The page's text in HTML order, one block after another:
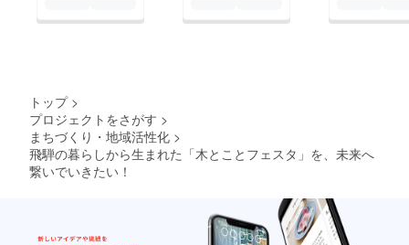
トップ >
プロジェクトをさがす >
まちづくり・地域活性化 >
飛騨の暮らしから生まれた「木とことフェスタ」を、未来へ
繋いでいきたい！